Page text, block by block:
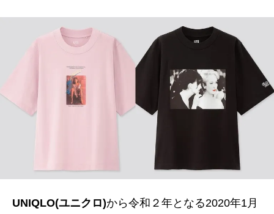
UNIQLO(ユニクロ)から令和２年となる2020年1月